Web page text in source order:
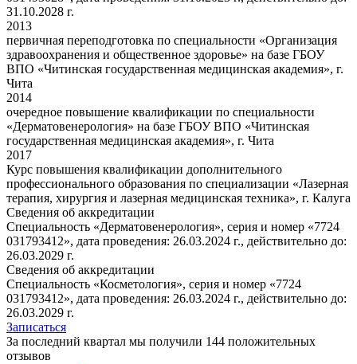
31.10.2028 г.
2013
первичная переподготовка по специальности «Организация
здравоохранения и общественное здоровье» на базе ГБОУ
ВПО «Читинская государственная медицинская академия», г.
Чита
2014
очередное повышение квалификации по специальности
«Дерматовенерология» на базе ГБОУ ВПО «Читинская
государственная медицинская академия», г. Чита
2017
Курс повышения квалификации дополнительного
профессионального образования по специализации «Лазерная
терапия, хирургия и лазерная медицинская техника», г. Калуга
Сведения об аккредитации
Специальность «Дерматовенерология», серия и номер «7724
031793412», дата проведения: 26.03.2024 г., действительно до:
26.03.2029 г.
Сведения об аккредитации
Специальность «Косметология», серия и номер «7724
031793412», дата проведения: 26.03.2024 г., действительно до:
26.03.2029 г.
Записаться
За последний квартал мы получили 144 положительных
отзывов